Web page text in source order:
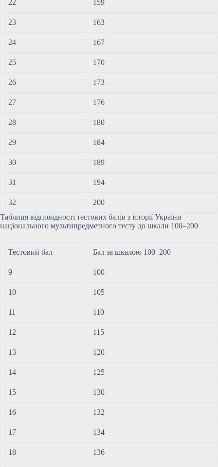
22 159
23 163
24 167
25 170
26 173
27 176
28 180
29 184
30 189
31 194
32
200
Таблиця відповідності тестових балів з історії України
національного мультипредметного тесту до шкали 100–200
Тестовий бал Бал за шкалою 100–200
9 100
10 105
11 110
12 115
13 120
14 125
15 130
16 132
17 134
18 136